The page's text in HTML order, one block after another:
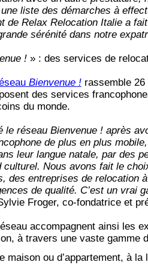
une liste des démarches à
de Relax Relocation Italie a
sérénité dans notre
!» : des services de
Bienvenue ! rassemble
des services
du monde.
le réseau Bienvenue ! après
de plus en plus
leur langue natale, par des
culturel. Nous avons fait le
des entreprises de relocation
de qualité. C’est un vrai
Froger, co-fondatrice et
accompagnent ainsi les
à travers une vaste
maison ou d’appartement, à